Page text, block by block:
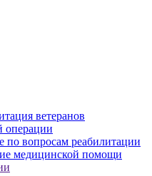
ветеранов
операции
по вопросам реабилитации
медицинской помощи